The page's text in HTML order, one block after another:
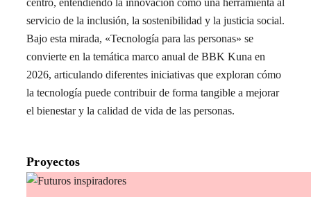
servicio de la inclusión, la sostenibilidad y la justicia social.
Bajo esta mirada, «Tecnología para las personas» se
convierte en la temática marco anual de BBK Kuna en
2026, articulando diferentes iniciativas que exploran cómo
la tecnología puede contribuir de forma tangible a mejorar
el bienestar y la calidad de vida de las personas.
Proyectos